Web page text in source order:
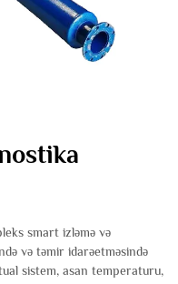
smart izləmə və
və təmir idarəetməsində
sistem, asan temperaturu,